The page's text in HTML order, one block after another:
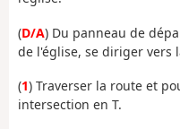
(D/A) Du panneau de
de l'église, se diriger vers
(1) Traverser la route et
intersection en T.